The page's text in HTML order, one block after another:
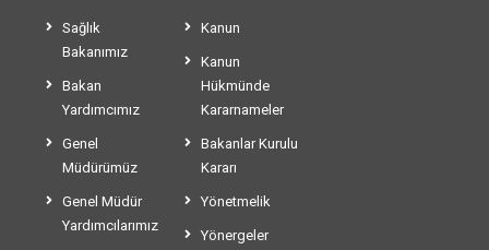
Sağlık
Bakanımız
Bakan
Yardımcımız
Genel
Müdürümüz
Genel Müdür
Yardımcılarımız
Kanun
Kanun
Hükmünde
Kararnameler
Bakanlar Kurulu
Kararı
Yönetmelik
Yönergeler